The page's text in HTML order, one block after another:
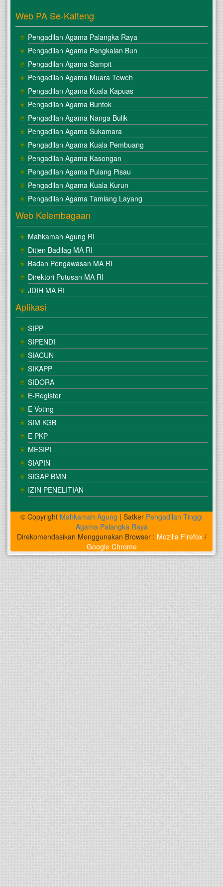
Web PA Se-Kalteng
Pengadilan Agama Palangka Raya
Pengadilan Agama Pangkalan Bun
Pengadilan Agama Sampit
Pengadilan Agama Muara Teweh
Pengadilan Agama Kuala Kapuas
Pengadilan Agama Buntok
Pengadilan Agama Nanga Bulik
Pengadilan Agama Sukamara
Pengadilan Agama Kuala Pembuang
Pengadilan Agama Kasongan
Pengadilan Agama Pulang Pisau
Pengadilan Agama Kuala Kurun
Pengadilan Agama Tamiang Layang
Web Kelembagaan
Mahkamah Agung RI
Ditjen Badilag MA RI
Badan Pengawasan MA RI
Direktori Putusan MA RI
JDIH MA RI
Aplikasi
SIPP
SIPENDI
SIACUN
SIKAPP
SIDORA
E-Register
E Voting
SIM KGB
E PKP
MESIPI
SIAPIN
SIGAP BMN
IZIN PENELITIAN
© Copyright Mahkamah Agung | Satker Pengadilan Tinggi
Agama Palangka Raya
Direkomendasikan Menggunakan Browser : Mozilla Firefox/
Google Chrome